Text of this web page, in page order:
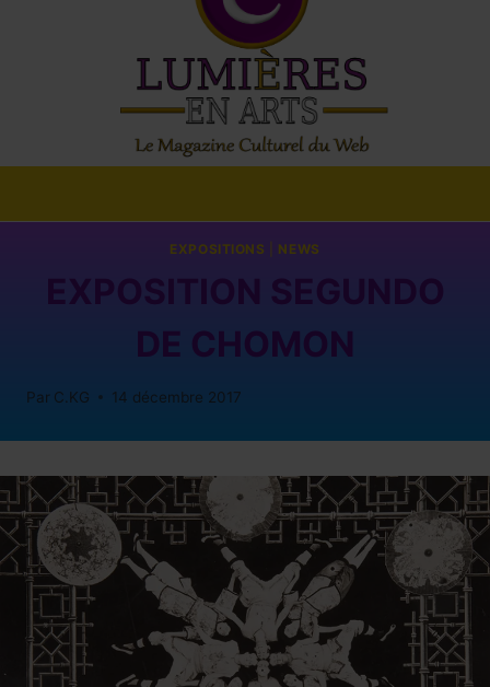
EXPOSITIONS NEWS
DE CHOMON
Par C.KG 14 décembre 2017